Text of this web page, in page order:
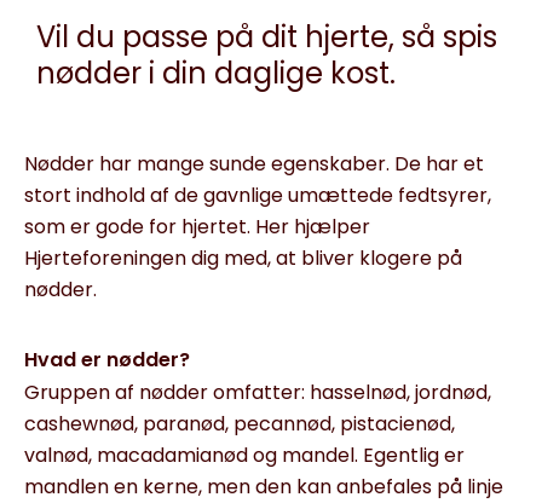
Vil du passe på dit hjerte, så spis
nødder i din daglige kost.
Nødder har mange sunde egenskaber. De har et
stort indhold af de gavnlige umættede fedtsyrer,
som er gode for hjertet. Her hjælper
Hjerteforeningen dig med, at bliver klogere på
nødder.
Hvad er nødder?
Gruppen af nødder omfatter: hasselnød, jordnød,
cashewnød, paranød, pecannød, pistacienød,
valnød, macadamianød og mandel. Egentlig er
mandlen en kerne, men den kan anbefales på linje